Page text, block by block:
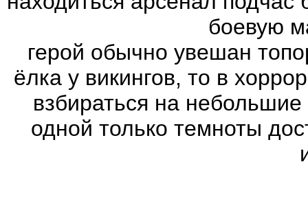
боевую
герой обычно увешан
ёлка у викингов, то в
взбираться на
одной только темноты